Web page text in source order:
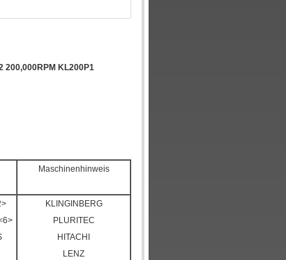
200,000RPM KL200P1
Maschinenhinweis
KLINGINBERG
PLURITEC
HITACHI
LENZ